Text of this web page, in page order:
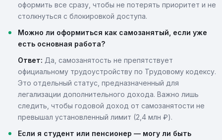
оформить все сразу, чтобы не потерять приоритет и не
столкнуться с блокировкой доступа.
Можно ли оформиться как самозанятый, если уже
есть основная работа?
Ответ: Да, самозанятость не препятствует
официальному трудоустройству по Трудовому кодексу.
Это отдельный статус, предназначенный для
легализации дополнительного дохода. Важно лишь
следить, чтобы годовой доход от самозанятости не
превышал установленный лимит (2,4 млн ₽).
Если я студент или пенсионер — могу ли быть